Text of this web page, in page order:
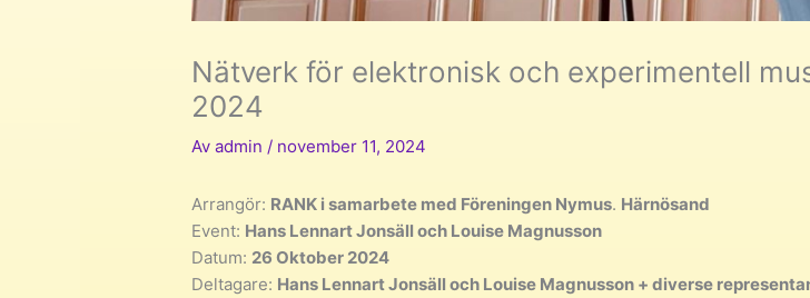
Nätverk för elektronisk och experimentell
2024
Avadmin / november 11, 2024
Arrangör: RANK i samarbete med Föreningen Nymus. Härnösand
Event: Hans Lennart Jonsäll och Louise Magnusson
Datum: 26 Oktober 2024
Deltagare: Hans Lennart Jonsäll och Louise Magnusson + diverse